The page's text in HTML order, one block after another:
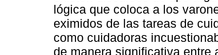
lógica que coloca a los
eximidos de las tareas de
como cuidadoras
de manera significativa entre